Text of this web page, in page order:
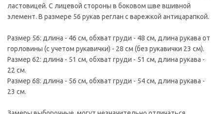
ластовицей. С лицевой стороны в боковом шве вшивной
элемент. В размере 56 рукав реглан с варежкой антицарапкой.
Размер 56: длина - 46 см, обхват груди - 48 см, длина рукава от
горловины (с учетом рукавички) - 28 см (без рукавички 23 см).
Размер 62: длина - 51 см, обхват груди - 51 см, длина рукава -
22 см.
Размер 68: длина - 56 см, обхват груди - 54 см, длина рукава -
23 см.